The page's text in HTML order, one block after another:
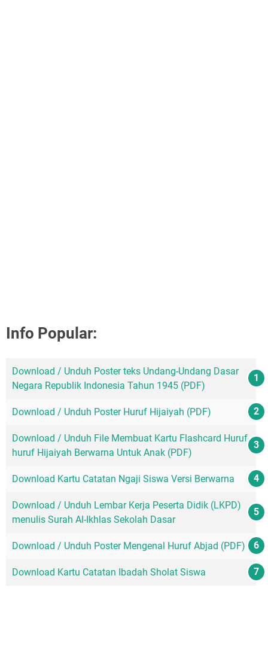
Info Popular:
Download / Unduh Poster teks Undang-Undang Dasar
Negara Republik Indonesia Tahun 1945 (PDF)
Download / Unduh Poster Huruf Hijaiyah (PDF)
Download / Unduh File Membuat Kartu Flashcard Huruf-
huruf Hijaiyah Berwarna Untuk Anak (PDF)
Download Kartu Catatan Ngaji Siswa Versi Berwarna
Download / Unduh Lembar Kerja Peserta Didik (LKPD)
menulis Surah Al-Ikhlas Sekolah Dasar
Download / Unduh Poster Mengenal Huruf Abjad (PDF)
Download Kartu Catatan Ibadah Sholat Siswa